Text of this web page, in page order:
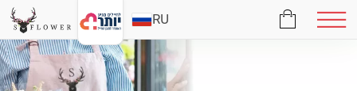
RU